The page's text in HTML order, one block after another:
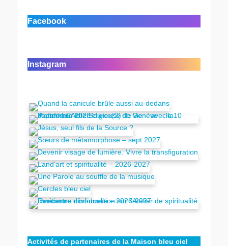
Facebook
Instagram
Activités de partenaires de la Maison bleu ciel